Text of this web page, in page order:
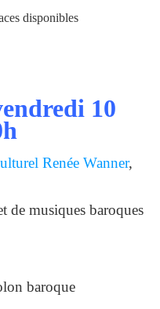
disponibles
10
Renée Wanner,
de musiques baroques
baroque